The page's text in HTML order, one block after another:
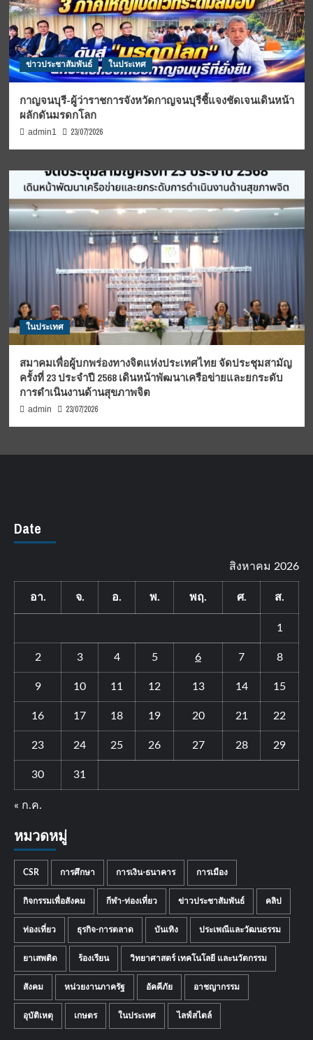
ข่าวประชาสัมพันธ์ ในประเทศ
กาญจนบุรี-ผู้ว่าราชการจังหวัดกาญจนบุรีชี้แจงชัดเจนเดินหน้า
ผลักดันมรดกโลก
admin1 23/07/2026
ในประเทศ
สมาคมเพื่อผู้บกพร่องทางจิตแห่งประเทศไทย จัดประชุมสามัญ
ครั้งที่ 23 ประจำปี 2568 เดินหน้าพัฒนาเครือข่ายและยกระดับ
การดำเนินงานด้านสุขภาพจิต
admin 23/07/2026
Date
สิงหาคม 2026
อา. จ. อ. พ. พฤ. ศ. ส.
1
2 3 4 5 6 7 8
9 10 11 12 13 14 15
16 17 18 19 20 21 22
23 24 25 26 27 28 29
30 31
« ก.ค.
หมวดหมู่
CSR การศึกษา การเงิน-ธนาคาร การเมือง
กิจกรรมเพื่อสังคม กีฬา-ท่องเที่ยว ข่าวประชาสัมพันธ์ คลิป
ท่องเที่ยว ธุรกิจ-การตลาด บันเทิง ประเพณีและวัฒนธรรม
ยาเสพติด ร้องเรียน วิทยาศาสตร์ เทคโนโลยี และนวัตกรรม
สังคม หน่วยงานภาครัฐ อัคคีภัย อาชญากรรม
อุบัติเหตุ เกษตร ในประเทศ ไลฟ์สไตล์